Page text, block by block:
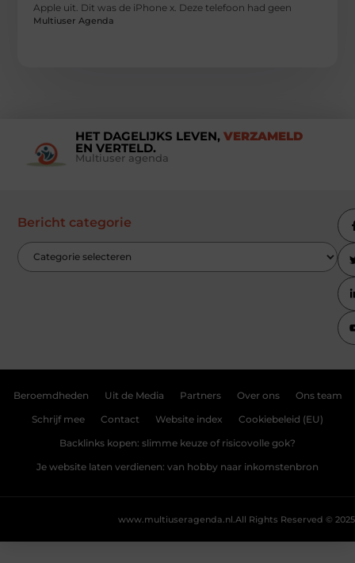
Apple uit. Dit was de iPhone x. Deze telefoon had geen
Multiuser Agenda
HET DAGELIJKS LEVEN, VERZAMELD
EN VERTELD.
Multiuser agenda
Bericht categorie
Beroemdheden Uit de Media Partners Over ons Ons team
Schrijf mee Contact Website index Cookiebeleid (EU)
Backlinks kopen: slimme keuze of risicovolle gok?
Je website laten verdienen: van hobby naar inkomstenbron
All Rights Reserved © 2025
www.multiuseragenda.nl.